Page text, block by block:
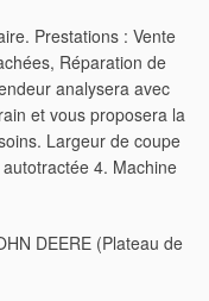
Prestations : Vente
Réparation de
analysera avec
et vous proposera la
Largeur de coupe
4. Machine
DEERE (Plateau de